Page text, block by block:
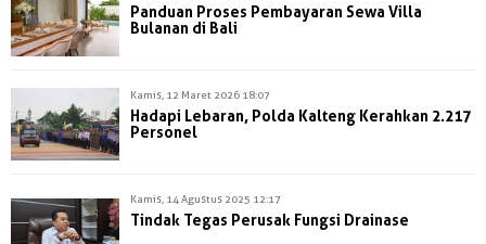
Panduan Proses Pembayaran Sewa Villa
Bulanan di Bali
Kamis, 12 Maret 2026 18:07
Hadapi Lebaran, Polda Kalteng Kerahkan 2.217
Personel
Kamis, 14 Agustus 2025 12:17
Tindak Tegas Perusak Fungsi Drainase